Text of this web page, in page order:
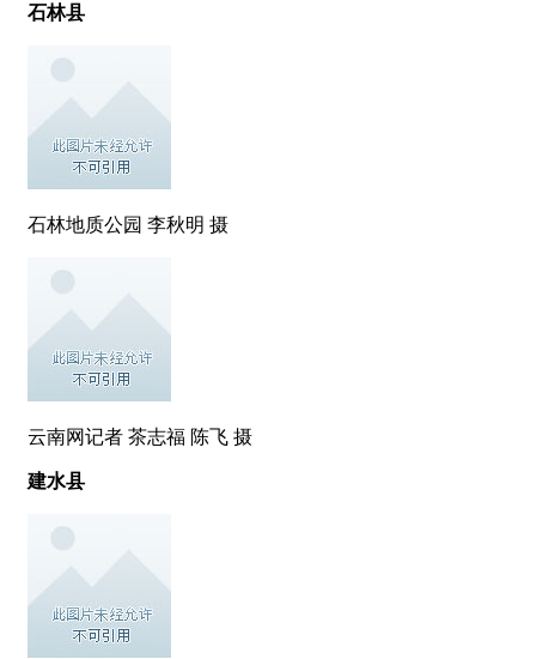
石林县
石林地质公园 李秋明 摄
云南网记者 茶志福 陈飞 摄
建水县